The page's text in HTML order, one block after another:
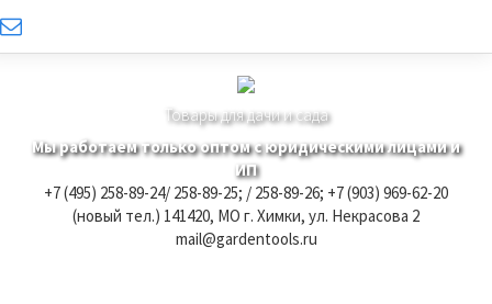
Товары для дачи и сада
Мы работаем только оптом с юридическими лицами и
ИП
+7 (495) 258-89-24/ 258-89-25; / 258-89-26; +7 (903) 969-62-20
(новый тел.) 141420, МО г. Химки, ул. Некрасова 2
mail@gardentools.ru